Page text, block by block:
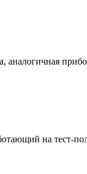
на тест-